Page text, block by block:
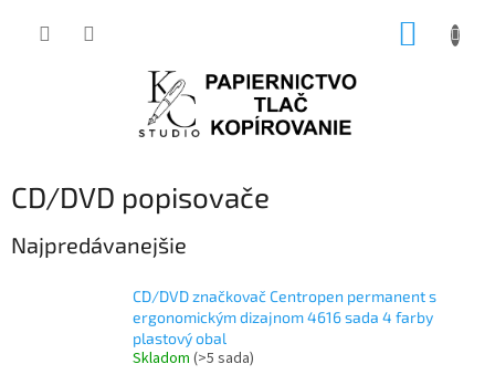
CD/DVD popisovače
Najpredávanejšie
CD/DVD značkovač Centropen permanent s
ergonomickým dizajnom 4616 sada 4 farby
plastový obal
Skladom (>5 sada)